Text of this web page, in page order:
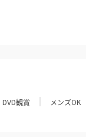
DVD観賞 メンズOK